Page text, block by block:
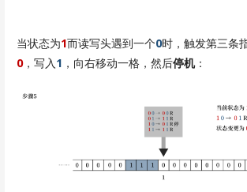
当状态为1而读写头遇到一个0时，触发第三条
0，写入 1 ，向右移动一格，然后停机：